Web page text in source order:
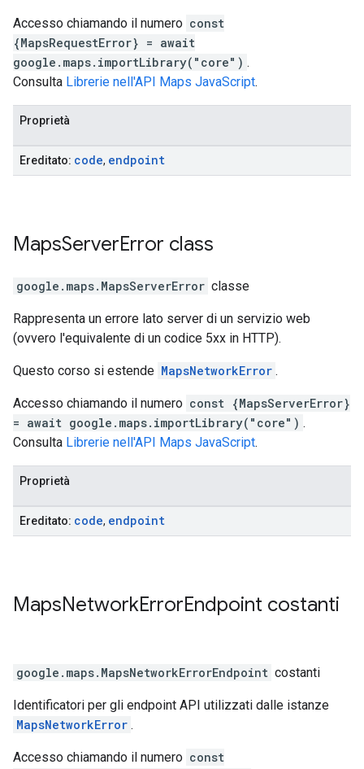
Accesso chiamando il numero const
{MapsRequestError} = await
google.maps.importLibrary("core") .
Consulta Librerie nell'API Maps JavaScript.
Proprietà
Ereditato: code, endpoint
MapsServerError class
google.maps. MapsServerError classe
Rappresenta un errore lato server di un servizio web
(ovvero l'equivalente di un codice 5xx in HTTP).
Questo corso si estende MapsNetworkError .
Accesso chiamando il numero const {MapsServerError}
= await google.maps.importLibrary("core") .
Consulta Librerie nell'API Maps JavaScript.
Proprietà
Ereditato: code, endpoint
MapsNetworkErrorEndpoint costanti
google.maps. MapsNetworkErrorEndpoint costanti
Identificatori per gli endpoint API utilizzati dalle istanze
MapsNetworkError .
Accesso chiamando il numero const